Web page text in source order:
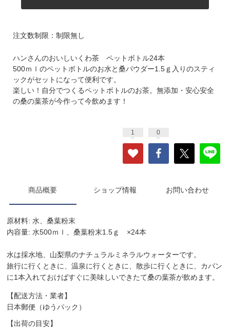
注文数制限：制限無し
ハンさんのおいしいくわ茶 ペットボトル24本
500ｍｌのペットボトルのお水と桑パウダー1.5ｇ入りのスティ
ックがセットになって便利です。
楽しい！自分でつくるペットボトルのお茶。無添加・安心安全
の桑の葉茶が今作って今飲めます！
1 0
商品概要 ショップ情報 お問い合わせ
原材料: 水、桑葉粉末
内容量: 水500ｍｌ、桑葉粉末1.5ｇ ×24本
水は採水地、山梨県のナチュラルミネラルウォーターです。
旅行に行くときに、温泉に行くときに、散歩に行くときに、カバン
に1本入れておけばすぐに美味しいできたて桑の葉茶が飲めます。
【配送方法・業者】
日本郵便（ゆうパック）
【出荷の目安】